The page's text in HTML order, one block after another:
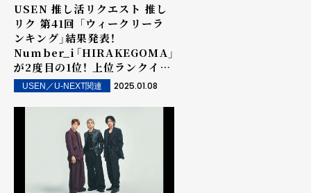
USEN 推し活リクエスト 推し
リク 第41回 「ウィークリーラ
ンキング」結果発表！
Number_i「HIRAKEGOMA」
が2度目の1位！ 上位ランクイン
楽曲は街中・店内で配信！
USEN／U-NEXT関連 2025.01.08